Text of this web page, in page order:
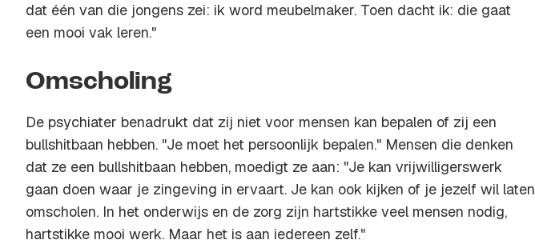
dat één van die jongens zei: ik word meubelmaker. Toen dacht ik: die gaat
een mooi vak leren."
Omscholing
De psychiater benadrukt dat zij niet voor mensen kan bepalen of zij een
bullshitbaan hebben. "Je moet het persoonlijk bepalen." Mensen die denken
dat ze een bullshitbaan hebben, moedigt ze aan: "Je kan vrijwilligerswerk
gaan doen waar je zingeving in ervaart. Je kan ook kijken of je jezelf wil laten
omscholen. In het onderwijs en de zorg zijn hartstikke veel mensen nodig,
hartstikke mooi werk. Maar het is aan iedereen zelf."